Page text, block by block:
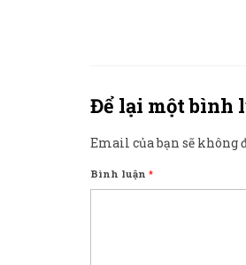
Để lại một bình
Email của bạn sẽ không
Bình luận *